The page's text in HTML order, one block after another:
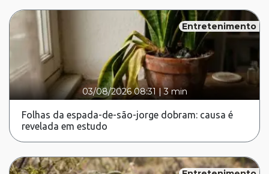
Entretenimento
03/08/2026 08:31 |3 min
Folhas da espada-de-são-jorge dobram: causa é
revelada em estudo